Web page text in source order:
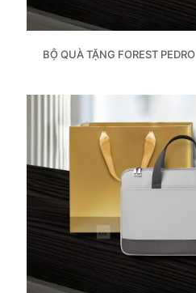
BỘ QUÀ TẶNG FOREST PEDRO